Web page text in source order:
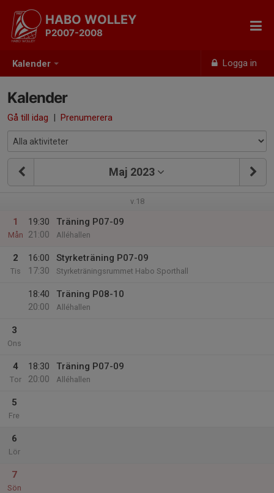
Kalender Logga in
HABO WOLLEY
P2007-2008
Kalender
Gå till idag | Prenumerera
Maj 2023
v.18
1
Mån
19:30
21:00
Träning P07-09
Alléhallen
2
Tis
16:00
17:30
Styrketräning P07-09
Styrketräningsrummet Habo Sporthall
18:40
20:00
Träning P08-10
Alléhallen
3
Ons
4
Tor
18:30
20:00
Träning P07-09
Alléhallen
5
Fre
6
Lör
7
Sön